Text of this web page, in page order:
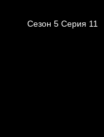
Сезон 5 Серия 11